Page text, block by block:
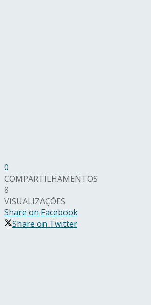
0
COMPARTILHAMENTOS
8
VISUALIZAÇÕES
Share on Facebook
Share on Twitter